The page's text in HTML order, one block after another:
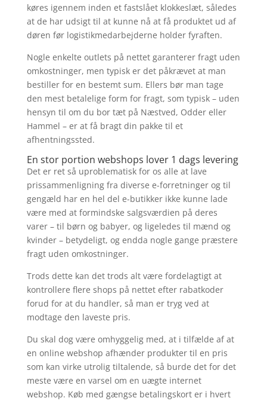
køres igennem inden et fastslået klokkeslæt, således
at de har udsigt til at kunne nå at få produktet ud af
døren før logistikmedarbejderne holder fyraften.
Nogle enkelte outlets på nettet garanterer fragt uden
omkostninger, men typisk er det påkrævet at man
bestiller for en bestemt sum. Ellers bør man tage
den mest betalelige form for fragt, som typisk – uden
hensyn til om du bor tæt på Næstved, Odder eller
Hammel – er at få bragt din pakke til et
afhentningssted.
En stor portion webshops lover 1 dags levering
Det er ret så uproblematisk for os alle at lave
prissammenligning fra diverse e-forretninger og til
gengæld har en hel del e-butikker ikke kunne lade
være med at formindske salgsværdien på deres
varer – til børn og babyer, og ligeledes til mænd og
kvinder – betydeligt, og endda nogle gange præstere
fragt uden omkostninger.
Trods dette kan det trods alt være fordelagtigt at
kontrollere flere shops på nettet efter rabatkoder
forud for at du handler, så man er tryg ved at
modtage den laveste pris.
Du skal dog være omhyggelig med, at i tilfælde af at
en online webshop afhænder produkter til en pris
som kan virke utrolig tiltalende, så burde det for det
meste være en varsel om en uægte internet
webshop. Køb med gængse betalingskort er i hvert